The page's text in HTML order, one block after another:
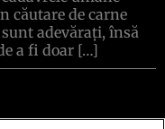
căutare de carne
adevărați, însă
a fi doar […]